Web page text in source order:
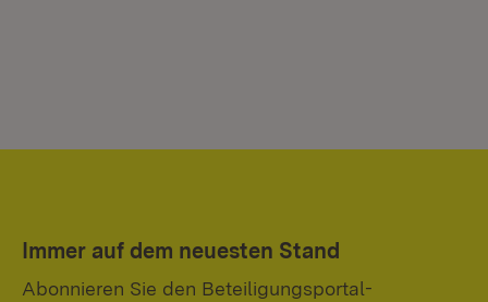
Immer auf dem neuesten Stand
Abonnieren Sie den Beteiligungsportal-